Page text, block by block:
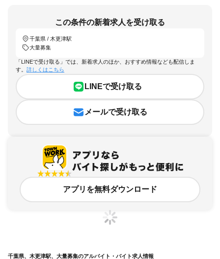
この条件の新着求人を受け取る
千葉県 / 木更津駅
大量募集
「LINEで受け取る」では、新着求人のほか、おすすめ情報なども配信しま
す。 詳しくはこちら
LINEで受け取る
メールで受け取る
アプリを無料ダウンロード
千葉県、木更津駅、大量募集のアルバイト・バイト求人情報